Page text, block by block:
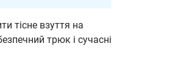
тісне взуття на
трюк і сучасні